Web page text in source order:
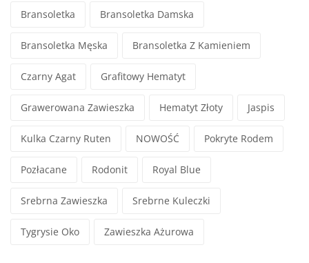
Bransoletka Bransoletka Damska
Bransoletka Męska Bransoletka Z Kamieniem
Czarny Agat Grafitowy Hematyt
Grawerowana Zawieszka Hematyt Złoty Jaspis
Kulka Czarny Ruten NOWOŚĆ Pokryte Rodem
Pozłacane Rodonit Royal Blue
Srebrna Zawieszka Srebrne Kuleczki
Tygrysie Oko Zawieszka Ażurowa